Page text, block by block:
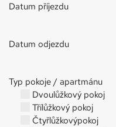
Datum příjezdu
Datum odjezdu
Typ pokoje / apartmánu
Dvoulůžkový pokoj
Třílůžkový pokoj
Čtyřlůžkovýpokoj